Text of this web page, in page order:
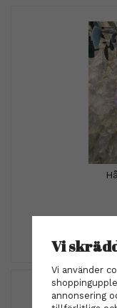
Vi
Vi använder
annonsering